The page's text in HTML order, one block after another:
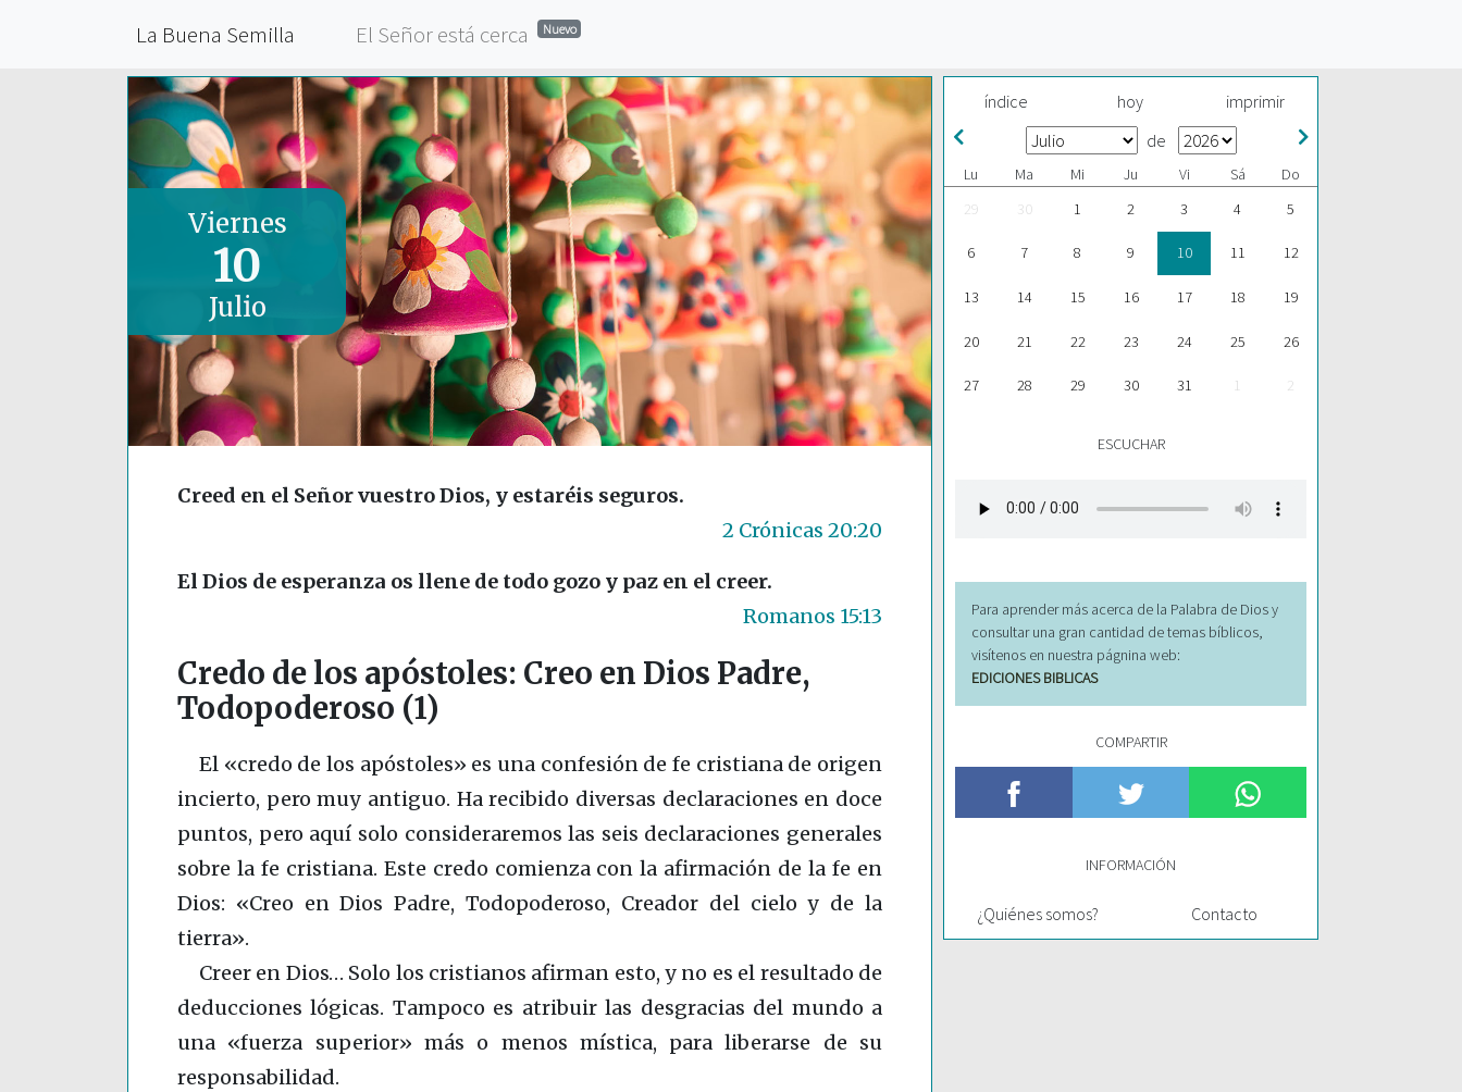
La Buena Semilla El Señor está cerca Nuevo
Viernes
10
Julio
Creed en el Señor vuestro Dios, y estaréis seguros.
2 Crónicas 20:20
El Dios de esperanza os llene de todo gozo y paz en el creer.
Romanos 15:13
Credo de los apóstoles: Creo en Dios Padre,
Todopoderoso (1)
El «credo de los apóstoles» es una confesión de fe cristiana de origen
incierto, pero muy antiguo. Ha recibido diversas declaraciones en doce
puntos, pero aquí solo consideraremos las seis declaraciones generales
sobre la fe cristiana. Este credo comienza con la afirmación de la fe en
Dios: «Creo en Dios Padre, Todopoderoso, Creador del cielo y de la
tierra».
Creer en Dios… Solo los cristianos afirman esto, y no es el resultado de
deducciones lógicas. Tampoco es atribuir las desgracias del mundo a
una «fuerza superior» más o menos mística, para liberarse de su
responsabilidad.
índice hoy imprimir
de
Lu Ma Mi Ju Vi Sá
Do
29
30 1 2 3 4 5
6 7 8 9 10 11 12
13 14 15 16 17 18 19
20 21 22 23 24 25 26
27 28 29 30 31 1 2
ESCUCHAR
Para aprender más acerca de la Palabra de Dios y
consultar una gran cantidad de temas bíblicos,
visítenos en nuestra págnina web:
EDICIONES BIBLICAS
COMPARTIR
INFORMACIÓN
¿Quiénes somos? Contacto